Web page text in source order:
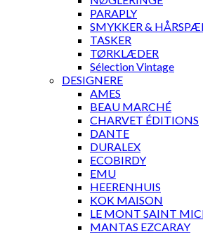
PARAPLY
SMYKKER &
TASKER
TØRKLÆDER
Sélection Vintage
DESIGNERE
AMES
BEAU MARCHÉ
CHARVET ÉDITIONS
DANTE
DURALEX
ECOBIRDY
EMU
HEERENHUIS
KOK MAISON
LE MONT SAINT
MANTAS EZCARAY